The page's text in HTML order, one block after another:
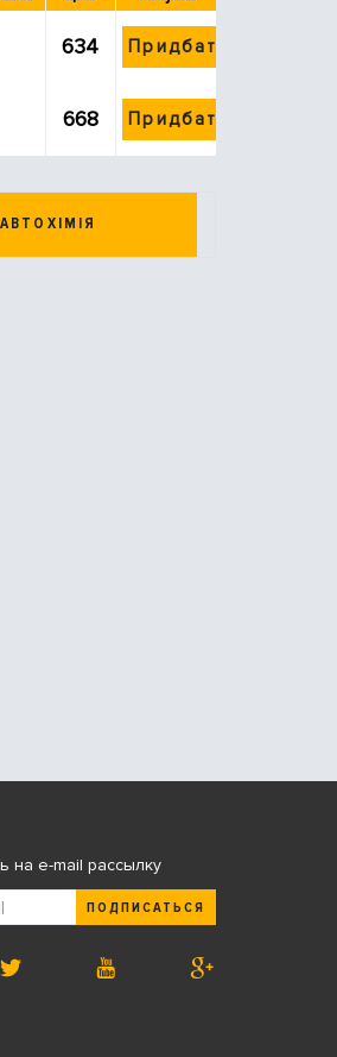
634 Придбати
668 Придбати
АВТОХІМІЯ
на e-mail рассылку
ПОДПИСАТЬСЯ